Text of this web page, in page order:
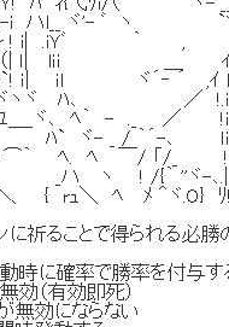
,-i ハl__ ヾ'- ﾞ ヽ
X/r ! i| .iＹﾞ ｀ , ll
| lｉｉ ＿ ｲﾊll｜ !
ｉｌ ヾ´‐ ´ ,ｲ
ヽヾ ﾊ､ ／ !.i|
､ ﾍ｀ - ._ ／ !i!_
ヾ- _ / ｀´-､ ｌ
ﾍ. ﾍ ￣/ 「/_
! /{｀ ''ヾ-､
rｭ＼ ﾍ ﾒ ＾ヾ.O}
祈ることで得られる必
率で勝率を付与す
有効即死）
にならない